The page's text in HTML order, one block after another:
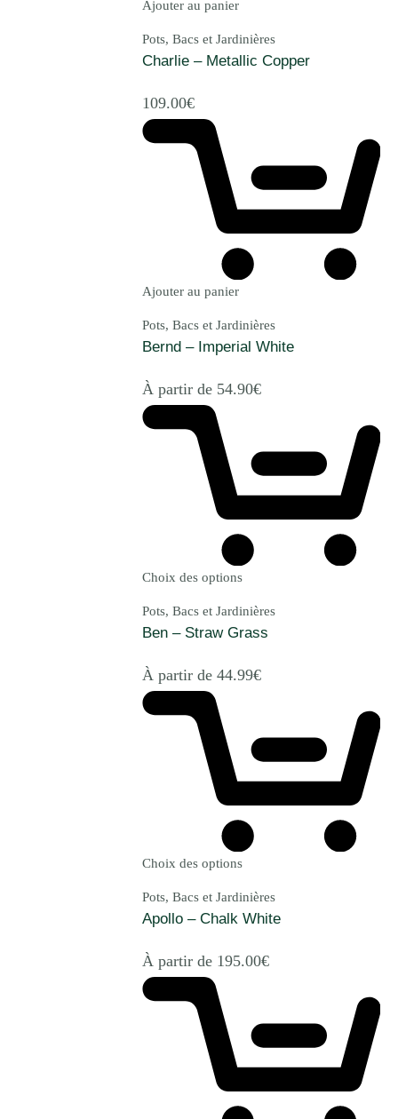
Ajouter au panier
Pots, Bacs et Jardinières
Charlie – Metallic Copper
109.00€
Ajouter au panier
Pots, Bacs et Jardinières
Bernd – Imperial White
À partir de 54.90€
Choix des options
Pots, Bacs et Jardinières
Ben – Straw Grass
À partir de 44.99€
Choix des options
Pots, Bacs et Jardinières
Apollo – Chalk White
À partir de 195.00€